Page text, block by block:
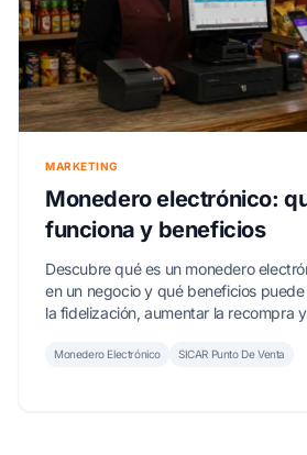
MARKETING
Monedero electrónico:
funciona y beneficios
Descubre qué es un monedero
en un negocio y qué beneficios
la fidelización, aumentar la recompra
Monedero Electrónico SICAR Punto De Venta